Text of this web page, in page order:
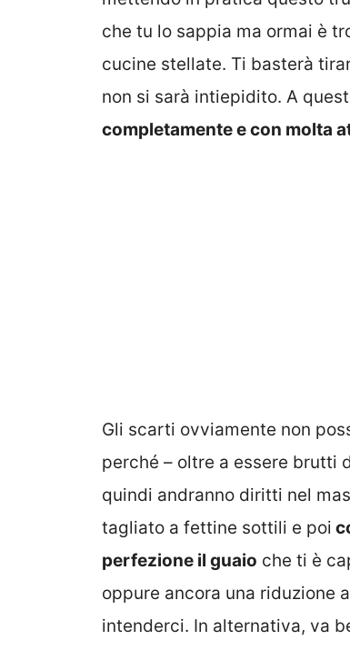
che tu lo sappia ma ormai è
cucine stellate. Ti basterà
non si sarà intiepidito. A
completamente e con molta
Gli scarti ovviamente non
perché – oltre a essere brutti
quindi andranno diritti nel
tagliato a fettine sottili e poi
perfezione il guaio che ti è
oppure ancora una riduzione
intenderci. In alternativa, va